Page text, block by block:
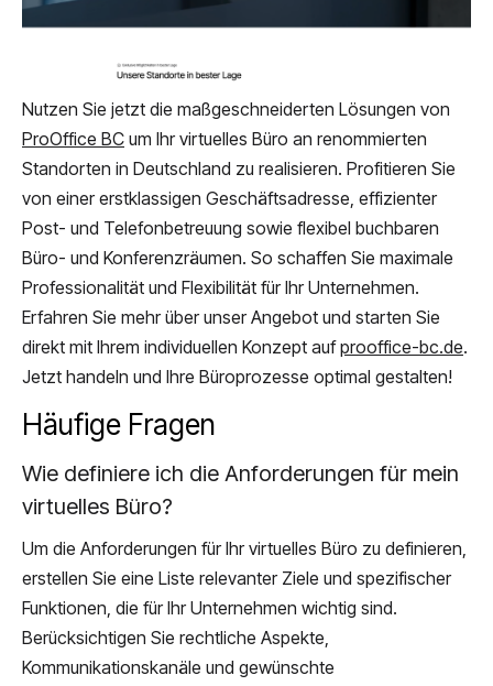
Nutzen Sie jetzt die maßgeschneiderten Lösungen von
ProOffice BC um Ihr virtuelles Büro an renommierten
Standorten in Deutschland zu realisieren. Profitieren Sie
von einer erstklassigen Geschäftsadresse, effizienter
Post- und Telefonbetreuung sowie flexibel buchbaren
Büro- und Konferenzräumen. So schaffen Sie maximale
Professionalität und Flexibilität für Ihr Unternehmen.
Erfahren Sie mehr über unser Angebot und starten Sie
direkt mit Ihrem individuellen Konzept aufprooffice-bc.de.
Jetzt handeln und Ihre Büroprozesse optimal gestalten!
Häufige Fragen
Wie definiere ich die Anforderungen für mein
virtuelles Büro?
Um die Anforderungen für Ihr virtuelles Büro zu definieren,
erstellen Sie eine Liste relevanter Ziele und spezifischer
Funktionen, die für Ihr Unternehmen wichtig sind.
Berücksichtigen Sie rechtliche Aspekte,
Kommunikationskanäle und gewünschte